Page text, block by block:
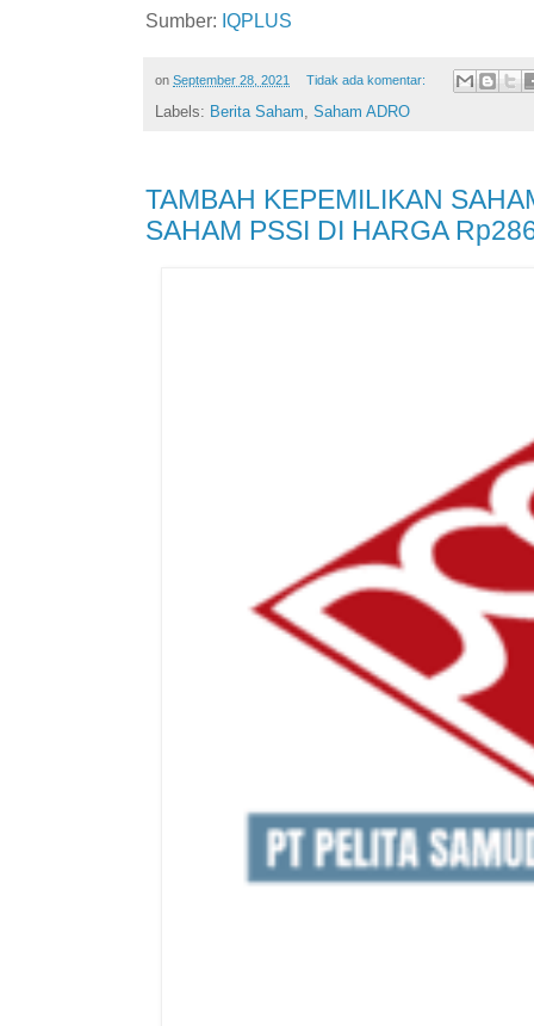
Sumber: IQPLUS
on September 28, 2021 Tidak ada komentar:
Labels: Berita Saham, Saham ADRO
TAMBAH KEPEMILIKAN
SAHAM PSSI DI HARGA